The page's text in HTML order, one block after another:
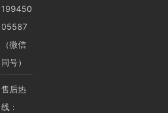
199450
05587
（微信
同号）
售后热
线：